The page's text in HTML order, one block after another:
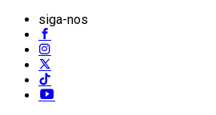
siga-nos